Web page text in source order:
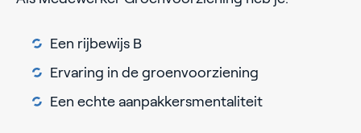
Een rijbewijs B
Ervaring in de groenvoorziening
Een echte aanpakkersmentaliteit